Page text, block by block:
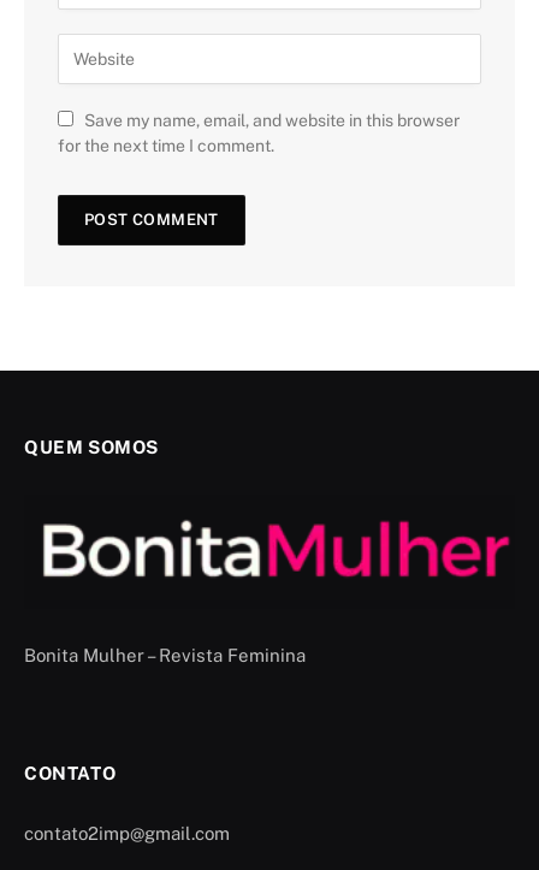
Save my name, email, and website in this browser
for the next time I comment.
QUEM SOMOS
Bonita Mulher – Revista Feminina
CONTATO
contato2imp@gmail.com